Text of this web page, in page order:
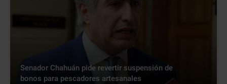
Senador Chahuán pide revertir suspensión de
bonos para pescadores artesanales